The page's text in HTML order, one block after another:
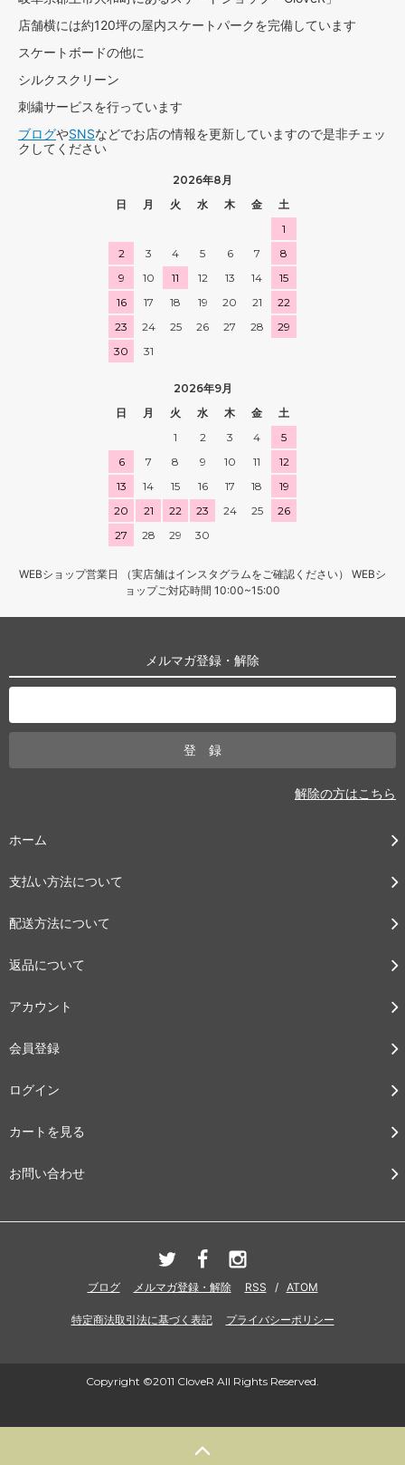
店舗横には約120坪の屋内スケートパークを完備しています
スケートボードの他に
シルクスクリーン
刺繍サービスを行っています
ブログやSNSなどでお店の情報を更新していますので是非チェッ
クしてください
2026年8月
日
月 火 水 木 金
土
1
2
3 4 5 6 7
8
9
10 11 12 13 14
15
16
17 18 19 20 21
22
23
24 25 26 27 28
29
30
31
2026年9月
日
月 火 水 木 金
土
1
2 3 4
5
6
7 8 9 10 11
12
13
14 15 16 17 18
19
20
21 22 23 24 25
26
27
28 29 30
WEBショップ営業日 （実店舗はインスタグラムをご確認ください） WEBシ
ョップご対応時間 10:00~15:00
メルマガ登録・解除
解除の方はこちら
ホーム
支払い方法について
配送方法について
返品について
アカウント
会員登録
ログイン
カートを見る
お問い合わせ
ブログ メルマガ登録・解除 RSS / ATOM
特定商法取引法に基づく表記 プライバシーポリシー
Copyright ©2011 CloveR All Rights Reserved.